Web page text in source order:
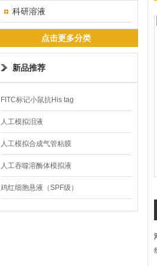
科研溶液
点击更多分类
新品推荐
FITC标记小鼠抗His tag
人工模拟泪液
人工模拟合成气管粘膜
人工吞噬溶酶体模拟液
鸡红细胞悬液（SPF级）